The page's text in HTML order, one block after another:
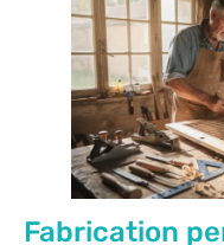
Fabrication